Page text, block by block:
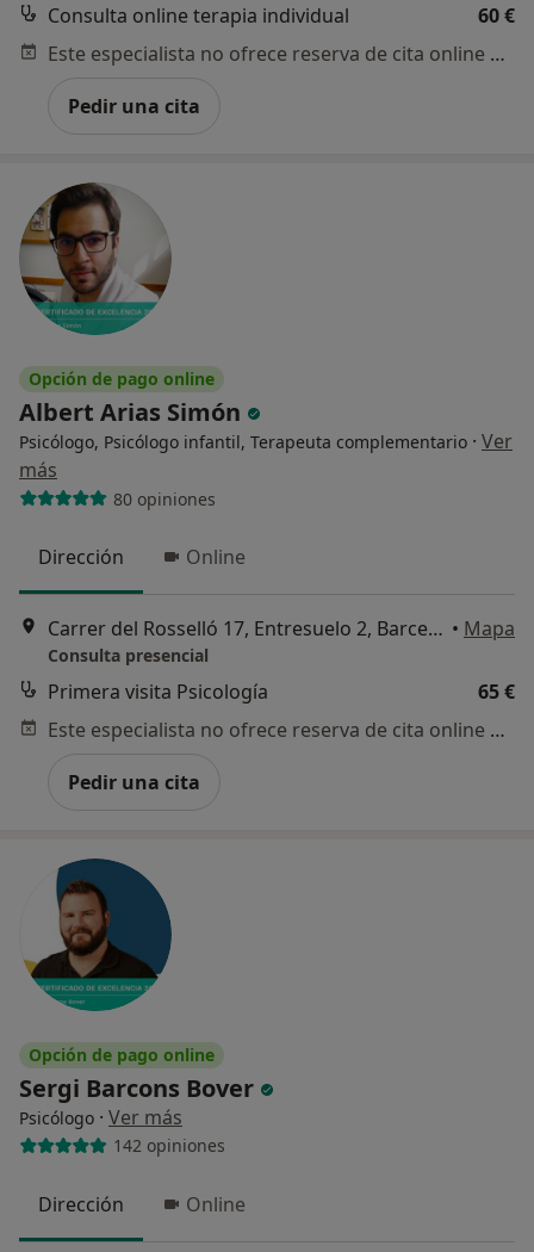
Consulta online terapia individual
60 €
Este especialista no ofrece reserva de cita online en esta dirección.
Pedir una cita
Opción de pago online
Albert Arias Simón
Psicólogo, Psicólogo infantil, Terapeuta complementario · Ver
más
80 opiniones
Dirección Online
Carrer del Rosselló 17, Entresuelo 2, Barcelona • Mapa
Consulta presencial
Primera visita Psicología
65 €
Este especialista no ofrece reserva de cita online en esta dirección.
Pedir una cita
Opción de pago online
Sergi Barcons Bover
Psicólogo · Ver más
142 opiniones
Dirección Online